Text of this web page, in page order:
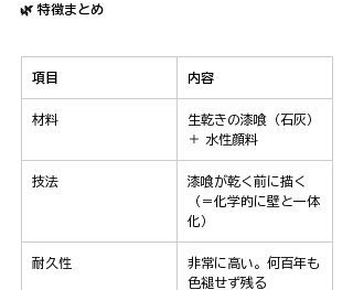
🌿 特徴まとめ
項目 内容
材料
生乾きの漆喰（石灰）
＋ 水性顔料
技法
漆喰が乾く前に描く
（＝化学的に壁と一体
化）
耐久性
非常に高い。何百年も
色褪せず残る